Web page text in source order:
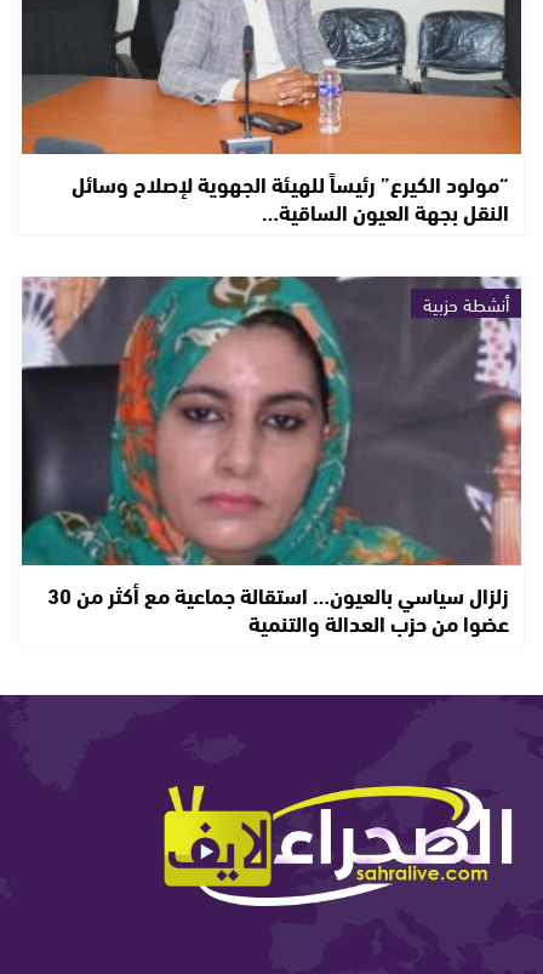
“مولود الكيرع” رئيساً للهيئة الجهوية لإصلاح وسائل
النقل بجهة العيون الساقية…
أنشطة حزبية
زلزال سياسي بالعيون… استقالة جماعية مع أكثر من 30
عضوا من حزب العدالة والتنمية